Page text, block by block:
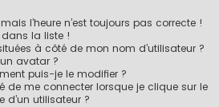
l’heure n’est toujours pas correcte !
la liste !
à côté de mon nom d’utilisateur ?
avatar ?
puis-je le modifier ?
de me connecter lorsque je clique sur le
d’un utilisateur ?